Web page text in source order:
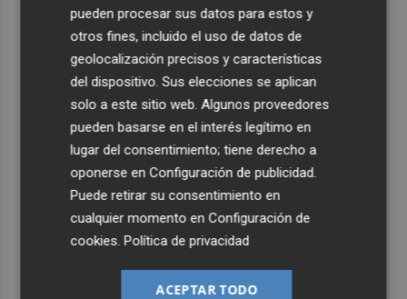
pueden procesar sus datos para estos y
otros fines, incluido el uso de datos de
geolocalización precisos y características
del dispositivo. Sus elecciones se aplican
solo a este sitio web. Algunos proveedores
pueden basarse en el interés legítimo en
lugar del consentimiento; tiene derecho a
oponerse enConfiguración de publicidad
Puede retirar su consentimiento en
cualquier momento enConfiguración de
cookies .Política de privacidad
ACEPTAR TODO